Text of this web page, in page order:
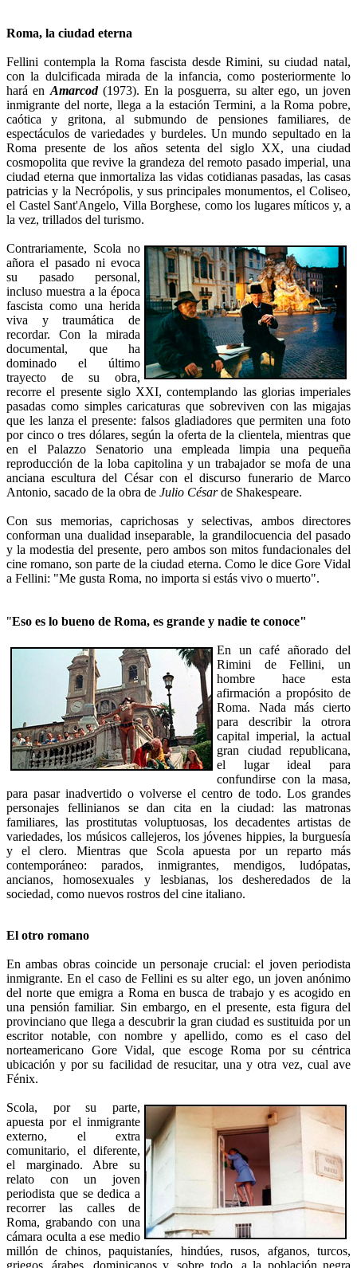
Roma, la ciudad eterna
Fellini contempla la Roma fascista desde Rimini, su ciudad natal,
con la dulcificada mirada de la infancia, como posteriormente lo
hará enAmarcod(1973). En la posguerra, su alter ego, un joven
inmigrante del norte, llega a la estación Termini, a la Roma pobre,
caótica y gritona, al submundo de pensiones familiares, de
espectáculos de variedades y burdeles. Un mundo sepultado en la
Roma presente de los años setenta del siglo XX, una ciudad
cosmopolita que revive la grandeza del remoto pasado imperial, una
ciudad eterna que inmortaliza las vidas cotidianas pasadas, las casas
patricias y la Necrópolis, y sus principales monumentos, el Coliseo,
el Castel Sant'Angelo, Villa Borghese, como los lugares míticos y, a
la vez, trillados del turismo.
Contrariamente, Scola no
añora el pasado ni evoca
su pasado personal,
incluso muestra a la época
fascista como una herida
viva y traumática de
recordar. Con la mirada
documental, que ha
dominado el último
trayecto de su obra,
recorre el presente siglo XXI, contemplando las glorias imperiales
pasadas como simples caricaturas que sobreviven con las migajas
que les lanza el presente: falsos gladiadores que permiten una foto
por cinco o tres dólares, según la oferta de la clientela, mientras que
en el Palazzo Senatorio una empleada limpia una pequeña
reproducción de la loba capitolina y un trabajador se mofa de una
anciana escultura del César con el discurso funerario de Marco
Antonio, sacado de la obra de Julio Césarde Shakespeare.
Con sus memorias, caprichosas y selectivas, ambos directores
conforman una dualidad inseparable, la grandilocuencia del pasado
y la modestia del presente, pero ambos son mitos fundacionales del
cine romano, son parte de la ciudad eterna. Como le dice Gore Vidal
a Fellini: "Me gusta Roma, no importa si estás vivo o muerto".
"Eso es lo bueno de Roma, es grande y nadie te conoce"
En un café añorado del
Rimini de Fellini, un
hombre hace esta
afirmación a propósito de
Roma. Nada más cierto
para describir la otrora
capital imperial, la actual
gran ciudad republicana,
el lugar ideal para
confundirse con la masa,
para pasar inadvertido o volverse el centro de todo. Los grandes
personajes fellinianos se dan cita en la ciudad: las matronas
familiares, las prostitutas voluptuosas, los decadentes artistas de
variedades, los músicos callejeros, los jóvenes hippies, la burguesía
y el clero. Mientras que Scola apuesta por un reparto más
contemporáneo: parados, inmigrantes, mendigos, ludópatas,
ancianos, homosexuales y lesbianas, los desheredados de la
sociedad, como nuevos rostros del cine italiano.
El otro romano
En ambas obras coincide un personaje crucial: el joven periodista
inmigrante. En el caso de Fellini es su alter ego, un joven anónimo
del norte que emigra a Roma en busca de trabajo y es acogido en
una pensión familiar. Sin embargo, en el presente, esta figura del
provinciano que llega a descubrir la gran ciudad es sustituida por un
escritor notable, con nombre y apellido, como es el caso del
norteamericano Gore Vidal, que escoge Roma por su céntrica
ubicación y por su facilidad de resucitar, una y otra vez, cual ave
Fénix.
Scola, por su parte,
apuesta por el inmigrante
externo, el extra
comunitario, el diferente,
el marginado. Abre su
relato con un joven
periodista que se dedica a
recorrer las calles de
Roma, grabando con una
cámara oculta a ese medio
millón de chinos, paquistaníes, hindúes, rusos, afganos, turcos,